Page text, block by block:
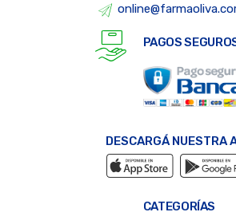
PAGOS
DESCARGÁ NUESTRA
CATEGORÍAS